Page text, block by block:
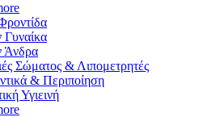
Γυναίκα
Άνδρα
Σώματος & Λιπομετρητές
& Περιποίηση
Υγιεινή